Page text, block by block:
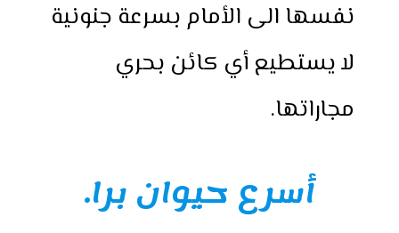
نفسها الى الأمام بسرعة جنونية
لا يستطيع أي كائن بحري
مجاراتها.
أسرع حيوان برا.